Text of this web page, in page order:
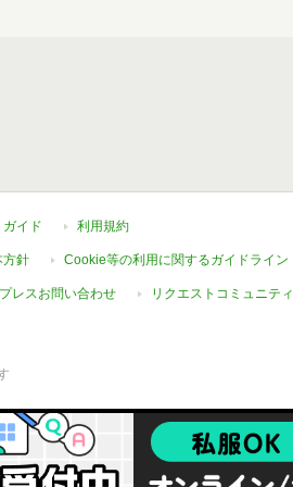
ガイド 利用規約
方針 Cookie等の利用に関するガイドライン
レスお問い合わせ リクエストコミュニティ